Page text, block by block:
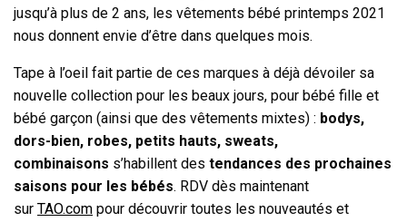
jusqu’à plus de 2 ans, les vêtements bébé printemps 2021
nous donnent envie d’être dans quelques mois.
Tape à l’oeil fait partie de ces marques à déjà dévoiler sa
nouvelle collection pour les beaux jours, pour bébé fille et
bébé garçon (ainsi que des vêtements mixtes) : bodys,
dors-bien, robes, petits hauts, sweats,
combinaisons s’habillent destendances des prochaines
saisons pour les bébés. RDV dès maintenant
surTAO.com pour découvrir toutes les nouveautés et